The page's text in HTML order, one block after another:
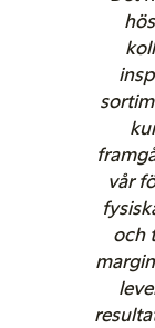
vår
och